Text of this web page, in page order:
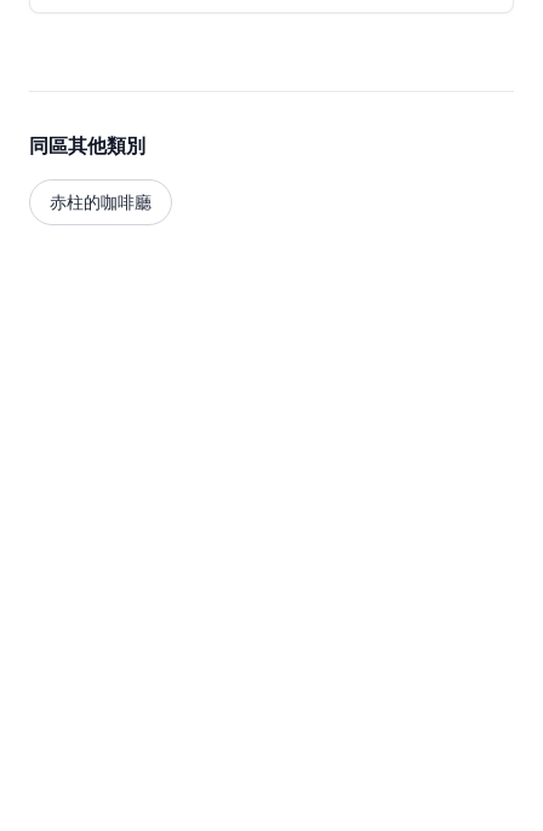
種付款方式，包括Visa、萬事達卡、美國運通卡、銀聯、
Apple Pay和現金，另加10%服務費。可透過WhatsApp
5721 6161或網上預訂系統預約。
同區其他類別
赤柱的咖啡廳